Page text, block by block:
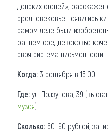
донских степей»,
средневековье появились
самом деле были
раннем средневековье
своя система письменности.
Когда: 3 сентября в 15:00.
Где: ул. Ползунова, 39
музея).
Сколько: 60−90 рублей,